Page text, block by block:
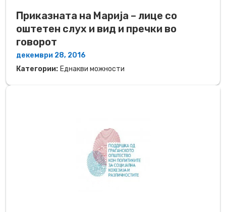
Приказната на Марија – лице со
оштетен слух и вид и пречки во
говорот
декември 28, 2016
Категории: Еднакви можности